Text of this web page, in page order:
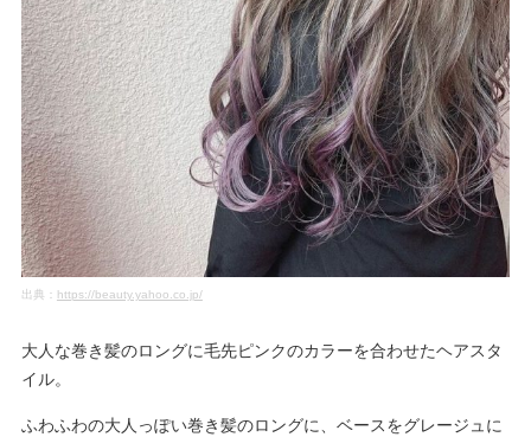
出典： https://beauty.yahoo.co.jp/
大人な巻き髪のロングに毛先ピンクのカラーを合わせたヘアスタ
イル。
ふわふわの大人っぽい巻き髪のロングに、ベースをグレージュに